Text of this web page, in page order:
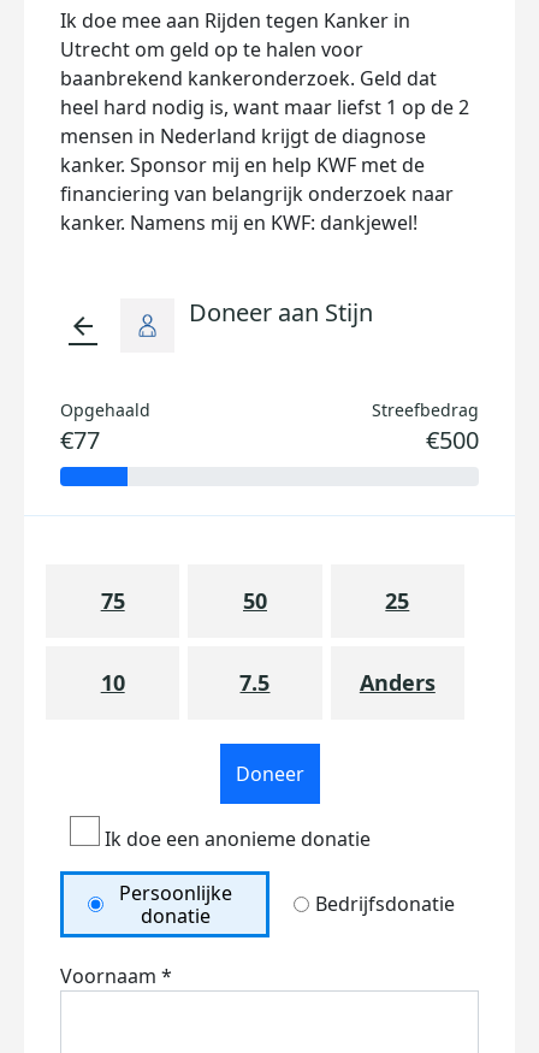
Ik doe mee aan Rijden tegen Kanker in
Utrecht om geld op te halen voor
baanbrekend kankeronderzoek. Geld dat
heel hard nodig is, want maar liefst 1 op de 2
mensen in Nederland krijgt de diagnose
kanker. Sponsor mij en help KWF met de
financiering van belangrijk onderzoek naar
kanker. Namens mij en KWF: dankjewel!
arrow_back Doneer aan Stijn
Opgehaald
€77
Streefbedrag
€500
75 50 25
10 7.5 Anders
Doneer
Ik doe een anonieme donatie
Persoonlijke
donatie
Bedrijfsdonatie
Voornaam *